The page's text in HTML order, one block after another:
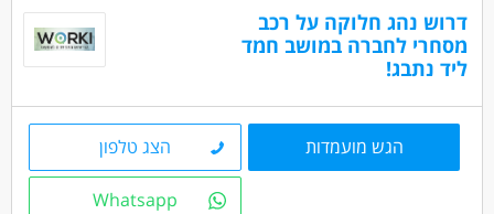
דרוש נהג חלוקה על רכב
מסחרי לחברה במושב חמד
ליד נתבג!
הגש מועמדות הצג טלפון
Whatsapp